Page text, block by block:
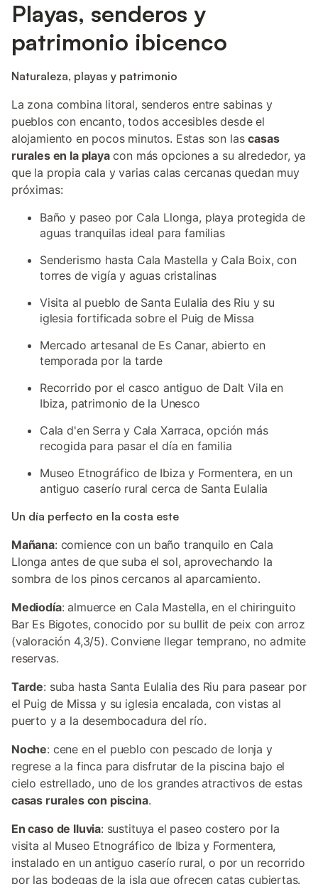
Playas, senderos y
patrimonio ibicenco
Naturaleza, playas y patrimonio
La zona combina litoral, senderos entre sabinas y
pueblos con encanto, todos accesibles desde el
alojamiento en pocos minutos. Estas son lascasas
rurales en la playacon más opciones a su alrededor, ya
que la propia cala y varias calas cercanas quedan muy
próximas:
Baño y paseo por Cala Llonga, playa protegida de
aguas tranquilas ideal para familias
Senderismo hasta Cala Mastella y Cala Boix, con
torres de vigía y aguas cristalinas
Visita al pueblo de Santa Eulalia des Riu y su
iglesia fortificada sobre el Puig de Missa
Mercado artesanal de Es Canar, abierto en
temporada por la tarde
Recorrido por el casco antiguo de Dalt Vila en
Ibiza, patrimonio de la Unesco
Cala d'en Serra y Cala Xarraca, opción más
recogida para pasar el día en familia
Museo Etnográfico de Ibiza y Formentera, en un
antiguo caserío rural cerca de Santa Eulalia
Un día perfecto en la costa este
Mañana: comience con un baño tranquilo en Cala
Llonga antes de que suba el sol, aprovechando la
sombra de los pinos cercanos al aparcamiento.
Mediodía: almuerce en Cala Mastella, en el chiringuito
Bar Es Bigotes, conocido por su bullit de peix con arroz
(valoración 4,3/5). Conviene llegar temprano, no admite
reservas.
Tarde: suba hasta Santa Eulalia des Riu para pasear por
el Puig de Missa y su iglesia encalada, con vistas al
puerto y a la desembocadura del río.
Noche: cene en el pueblo con pescado de lonja y
regrese a la finca para disfrutar de la piscina bajo el
cielo estrellado, uno de los grandes atractivos de estas
casas rurales con piscina.
En caso de lluvia: sustituya el paseo costero por la
visita al Museo Etnográfico de Ibiza y Formentera,
instalado en un antiguo caserío rural, o por un recorrido
por las bodegas de la isla que ofrecen catas cubiertas.